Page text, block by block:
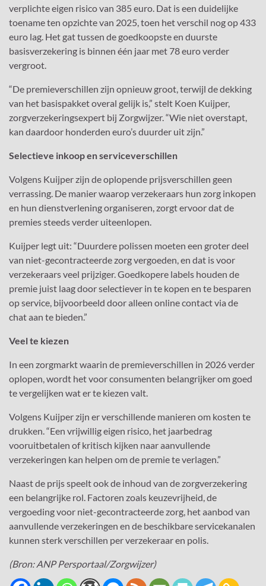
verplichte eigen risico van 385 euro. Dat is een duidelijke
toename ten opzichte van 2025, toen het verschil nog op 433
euro lag. Het gat tussen de goedkoopste en duurste
basisverzekering is binnen één jaar met 78 euro verder
vergroot.
“De premieverschillen zijn opnieuw groot, terwijl de dekking
van het basispakket overal gelijk is,” stelt Koen Kuijper,
zorgverzekeringsexpert bij Zorgwijzer. “Wie niet overstapt,
kan daardoor honderden euro’s duurder uit zijn.”
Selectieve inkoop en serviceverschillen
Volgens Kuijper zijn de oplopende prijsverschillen geen
verrassing. De manier waarop verzekeraars hun zorg inkopen
en hun dienstverlening organiseren, zorgt ervoor dat de
premies steeds verder uiteenlopen.
Kuijper legt uit: “Duurdere polissen moeten een groter deel
van niet-gecontracteerde zorg vergoeden, en dat is voor
verzekeraars veel prijziger. Goedkopere labels houden de
premie juist laag door selectiever in te kopen en te besparen
op service, bijvoorbeeld door alleen online contact via de
chat aan te bieden.”
Veel te kiezen
In een zorgmarkt waarin de premieverschillen in 2026 verder
oplopen, wordt het voor consumenten belangrijker om goed
te vergelijken wat er te kiezen valt.
Volgens Kuijper zijn er verschillende manieren om kosten te
drukken. “Een vrijwillig eigen risico, het jaarbedrag
vooruitbetalen of kritisch kijken naar aanvullende
verzekeringen kan helpen om de premie te verlagen.”
Naast de prijs speelt ook de inhoud van de zorgverzekering
een belangrijke rol. Factoren zoals keuzevrijheid, de
vergoeding voor niet-gecontracteerde zorg, het aanbod van
aanvullende verzekeringen en de beschikbare servicekanalen
kunnen sterk verschillen per verzekeraar en polis.
(Bron: ANP Persportaal/Zorgwijzer)